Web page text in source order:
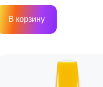
В корзину